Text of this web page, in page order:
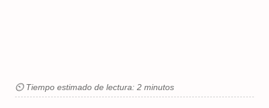
⏲ Tiempo estimado de lectura: 2 minutos